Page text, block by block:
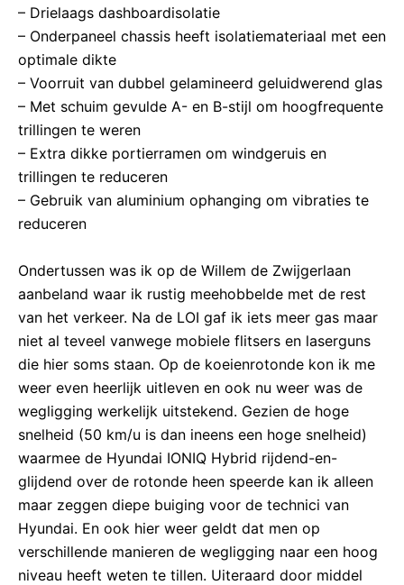
– Drielaags dashboardisolatie
– Onderpaneel chassis heeft isolatiemateriaal met een
optimale dikte
– Voorruit van dubbel gelamineerd geluidwerend glas
– Met schuim gevulde A- en B-stijl om hoogfrequente
trillingen te weren
– Extra dikke portierramen om windgeruis en
trillingen te reduceren
– Gebruik van aluminium ophanging om vibraties te
reduceren
Ondertussen was ik op de Willem de Zwijgerlaan
aanbeland waar ik rustig meehobbelde met de rest
van het verkeer. Na de LOI gaf ik iets meer gas maar
niet al teveel vanwege mobiele flitsers en laserguns
die hier soms staan. Op de koeienrotonde kon ik me
weer even heerlijk uitleven en ook nu weer was de
wegligging werkelijk uitstekend. Gezien de hoge
snelheid (50 km/u is dan ineens een hoge snelheid)
waarmee de Hyundai IONIQ Hybrid rijdend-en-
glijdend over de rotonde heen speerde kan ik alleen
maar zeggen diepe buiging voor de technici van
Hyundai. En ook hier weer geldt dat men op
verschillende manieren de wegligging naar een hoog
niveau heeft weten te tillen. Uiteraard door middel